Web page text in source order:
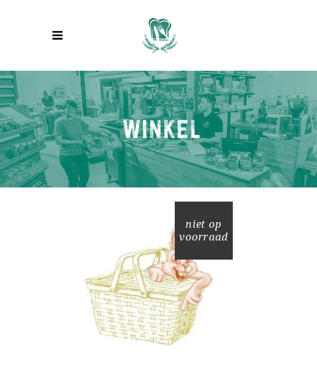
WINKEL
niet op
voorraad